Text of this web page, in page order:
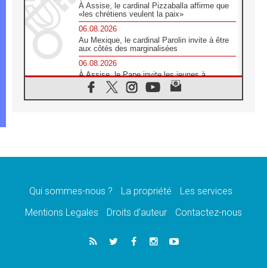
À Assise, le cardinal Pizzaballa affirme que
«les chrétiens veulent la paix»
06.08.2026
Au Mexique, le cardinal Parolin invite à être
aux côtés des marginalisées
06.08.2026
À Assise, le Pape invite les jeunes à
«construire la civilisation de l'amour»
05.08.2026
d'entendre ceux qui bénissent la guerre»
Léon XIV au Pérou, une lueur d'espoir pour
05.08.2026
SCEAM: L'Église en Afrique vers
Qui sommes-nous ? La propriété
Les services
Mentions Legales
Droits d’auteur Contactez-nous